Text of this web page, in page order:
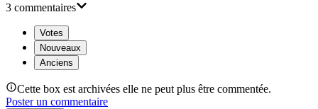
3 commentaires
Votes
Nouveaux
Anciens
Cette box est archivées elle ne peut plus être commentée.
Poster un commentaire